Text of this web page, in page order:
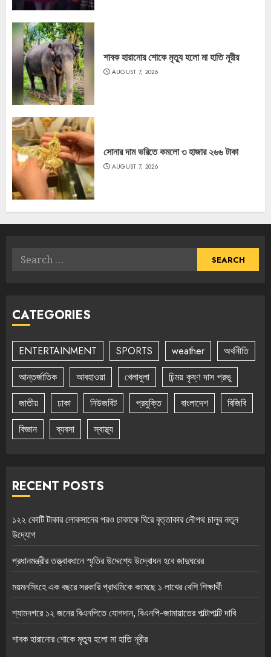
শাবক হারানোর শোকে মৃত্যু হলো মা হাতি নূরীর
AUGUST 7, 2026
সোনার দাম ভরিতে কমলো ৩ হাজার ২৬৬ টাকা
AUGUST 7, 2026
Search
CATEGORIES
ENTERTAINMENT SPORTS weather
অর্থনীতি
আন্তর্জাতিক
আবহাওয়া খেলাধুলা
চিন্ময় কৃষ্ণ দাস প্রভু
জাতীয়
ঢাকা নিউজবিট প্রযুক্তি বাংলাদেশ
বিজিবি
বিজ্ঞান
ব্যবসা স্বাস্থ্য
RECENT POSTS
১২২ কোটি টাকার লোকসানের পরও ঢাকাকে ঘিরে বৃত্তাকার নৌপথ চালুর নতুন
উদ্যোগ
প্রধানমন্ত্রীর তত্ত্বাবধানে স্মৃতির উদ্দেশ্যে উদ্বোধন হবে জাদুঘরের
ময়মনসিংহে এক বছরে সরকারি প্রাথমিকে কমেছে ১ লাখের বেশি শিক্ষার্থী
শ্যামনগরে ১২ জনের বিএনপিতে যোগদান, বিএনপি-জামায়াতের পাল্টাপাল্টি দাবি
শাবক হারানোর শোকে মৃত্যু হলো মা হাতি নূরীর